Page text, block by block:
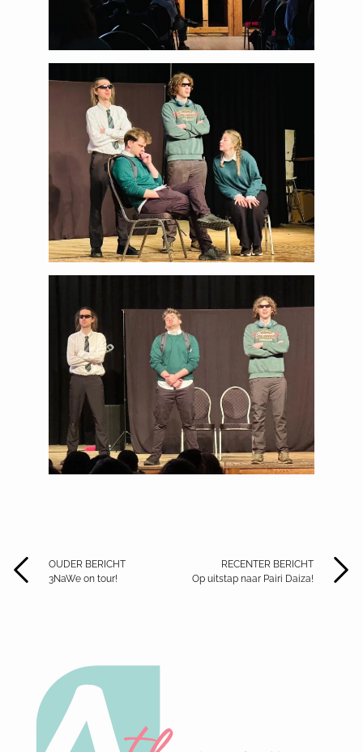
OUDER BERICHT
3NaWe on tour!
RECENTER BERICHT
Op uitstap naar Pairi Daiza!